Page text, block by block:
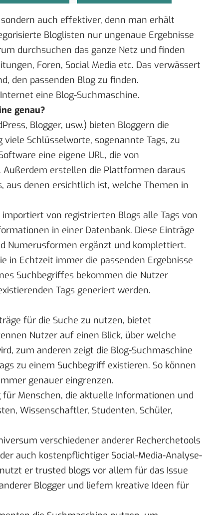
auch effektiver, denn man erhält
Bloglisten nur ungenaue Ergebnisse
durchsuchen das ganze Netz und finden
Foren, Social Media etc. Das verwässert
den passenden Blog zu finden.
eine Blog-Suchmaschine.
genau?
Blogger, usw.) bieten Bloggern die
Schlüsselworte, sogenannte Tags, zu
eine eigene URL, die von
erstellen die Plattformen daraus
aus denen ersichtlich ist, welche Themen in
von registrierten Blogs alle Tags von
in einer Datenbank. Diese Einträge
Numerusformen ergänzt und komplettiert.
in Echtzeit immer die passenden Ergebnisse
Suchbegriffes bekommen die Nutzer
Tags generiert werden.
für die Suche zu nutzen, bietet
Nutzer auf einen Blick, über welche
zum anderen zeigt die Blog-Suchmaschine
zu einem Suchbegriff existieren. So können
genauer eingrenzen.
Menschen, die aktuelle Informationen und
Wissenschaftler, Studenten, Schüler,
verschiedener anderer Recherchetools
auch kostenpflichtiger Social-Media-Analyse-
er trusted blogs vor allem für das Issue
Blogger und liefern kreative Ideen für